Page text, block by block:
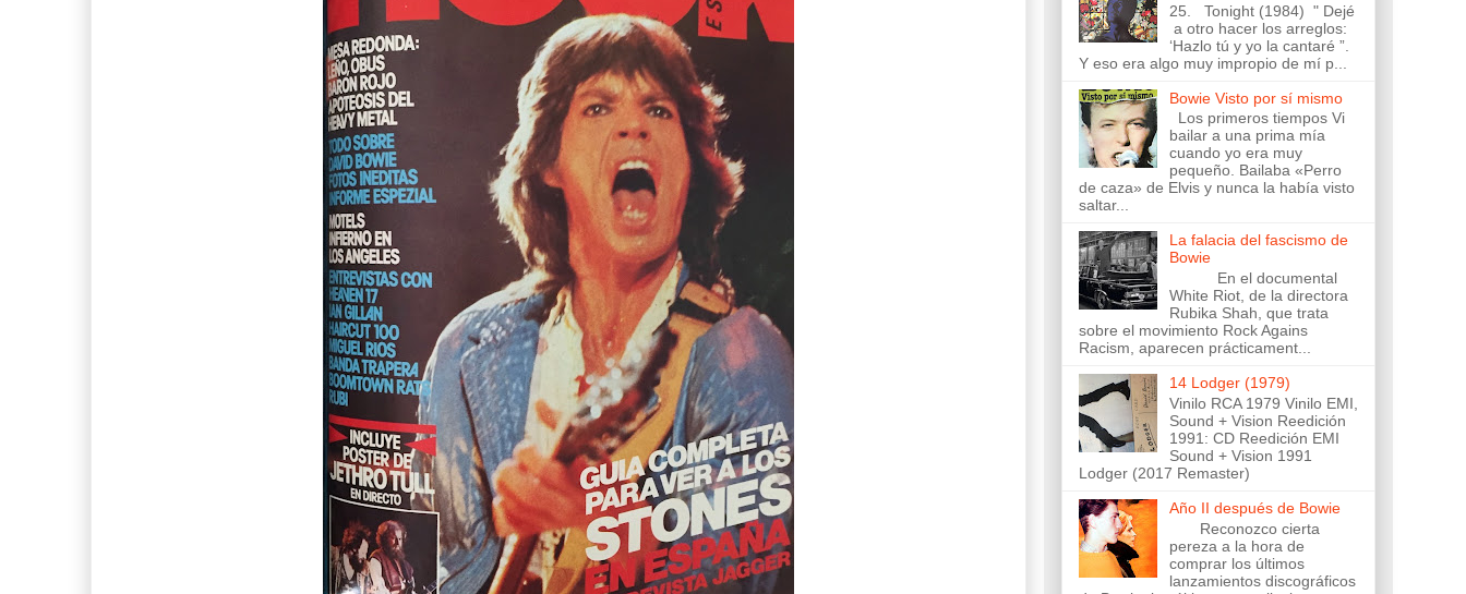
25. Tonight (1984) " Dejé
a otro hacer los arreglos:
‘Hazlo tú y yo la cantaré ”.
Y eso era algo muy impropio de mí p...
Bowie Visto por sí mismo
Los primeros tiempos Vi
bailar a una prima mía
cuando yo era muy
pequeño. Bailaba «Perro
de caza» de Elvis y nunca la había visto
saltar...
La falacia del fascismo de
Bowie
En el documental
White Riot, de la directora
Rubika Shah, que trata
sobre el movimiento Rock Agains
Racism, aparecen prácticament...
14 Lodger (1979)
Vinilo RCA 1979 Vinilo EMI,
Sound + Vision Reedición
1991: CD Reedición EMI
Sound + Vision 1991
Lodger (2017 Remaster)
Año II después de Bowie
Reconozco cierta
pereza a la hora de
comprar los últimos
lanzamientos discográficos